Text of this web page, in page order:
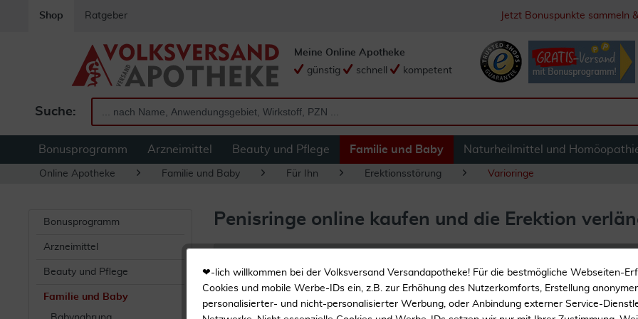
Shop Ratgeber Jetzt Bonuspunkte sammeln
Suche:
Meine Online Apotheke
günstig
schnell kompetent
Bonusprogramm Arzneimittel Beauty und Pflege Familie und Baby Naturheilmittel und
Online Apotheke Familie und Baby Für Ihn Erektionsstörung Varioringe
Bonusprogramm
Arzneimittel
Beauty und Pflege
Familie und Baby
Penisringe online kaufen und die Erektion
❤-lich willkommen bei der Volksversand Versandapotheke! Für die bestmögliche Webseiten-
Cookies und mobile Werbe-IDs ein, z.B. zur Erhöhung des Nutzerkomforts, Erstellung
personalisierter- und nicht-personalisierter Werbung, oder Anbindung externer Service-